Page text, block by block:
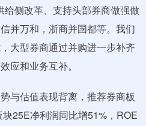
侧改革、支持头部券商做强做
并万和，浙商并国都等。我们
大型券商通过并购进一步补齐
应和业务互补。
与估值表现背离，推荐券商板
25E净利润同比增51%，ROE